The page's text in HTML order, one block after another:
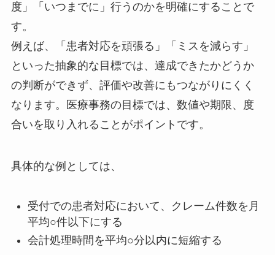
度」「いつまでに」行うのかを明確にすることで
す。
例えば、「患者対応を頑張る」「ミスを減らす」
といった抽象的な目標では、達成できたかどうか
の判断ができず、評価や改善にもつながりにくく
なります。医療事務の目標では、数値や期限、度
合いを取り入れることがポイントです。
具体的な例としては、
受付での患者対応において、クレーム件数を月
平均○件以下にする
会計処理時間を平均○分以内に短縮する